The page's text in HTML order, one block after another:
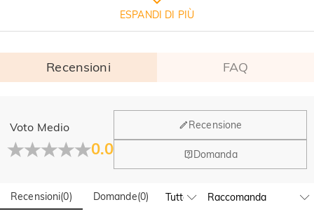
CONFEZIONE GRATUITA JEULIA
ESPANDI DI PIÙ
Recensioni FAQ
Voto Medio
0.0
Recensione
Domanda
Recensioni(0) Domande(0)
Generale
Dove si trova la tua azienda?
La sede principale è a Los Angeles, in California, mentre il
Kong.
Sì! Attualmente abbiamo un flagship store in Spagna e un